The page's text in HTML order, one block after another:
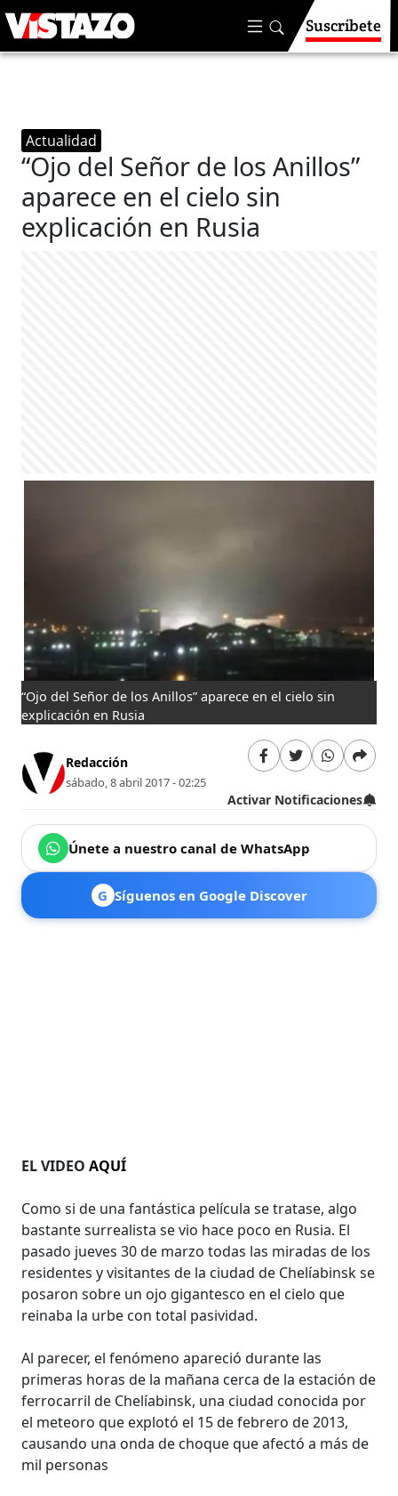
Suscríbete
Actualidad
“Ojo del Señor de los Anillos”
aparece en el cielo sin
explicación en Rusia
“Ojo del Señor de los Anillos” aparece en el cielo sin
explicación en Rusia
Redacción
sábado, 8 abril 2017 - 02:25
Activar Notificaciones
Únete a nuestro canal de WhatsApp
G Síguenos en Google Discover
EL VIDEOAQUÍ
Como si de una fantástica película se tratase, algo
bastante surrealista se vio hace poco en Rusia. El
pasado jueves 30 de marzo todas las miradas de los
residentes y visitantes de la ciudad de Chelíabinsk se
posaron sobre un ojo gigantesco en el cielo que
reinaba la urbe con total pasividad.
Al parecer, el fenómeno apareció durante las
primeras horas de la mañana cerca de la estación de
ferrocarril de Chelíabinsk, una ciudad conocida por
el meteoro que explotó el 15 de febrero de 2013,
causando una onda de choque que afectó a más de
mil personas